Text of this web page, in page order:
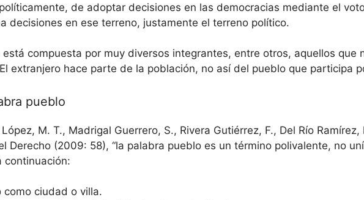
de adoptar decisiones en las democracias mediante el
decisiones en ese terreno, justamente el terreno político.
compuesta por muy diversos integrantes, entre otros, aquellos
extranjero hace parte de la población, no así del pueblo que participa
pueblo
M. T., Madrigal Guerrero, S., Rivera Gutiérrez, F., Del Río
Derecho (2009: 58), “la palabra pueblo es un término polivalente, no
continuación:
como ciudad o villa.